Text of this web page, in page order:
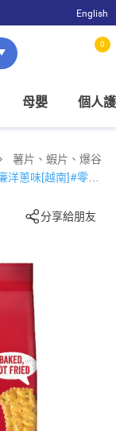
English
0
母嬰 個人
薯片、蝦片、爆谷
洋蔥味[越南]#零食
分享給朋友